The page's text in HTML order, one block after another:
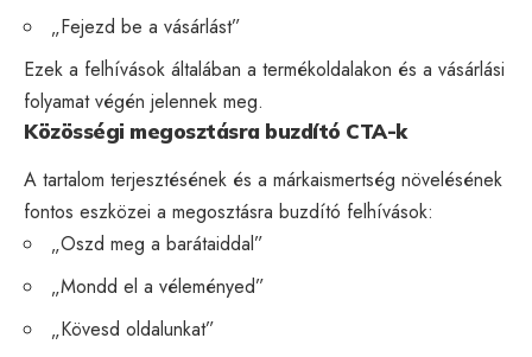
„Fejezd be a vásárlást”
Ezek a felhívások általában a termékoldalakon és a vásárlási
folyamat végén jelennek meg.
Közösségi megosztásra buzdító CTA-k
A tartalom terjesztésének és a márkaismertség növelésének
fontos eszközei a megosztásra buzdító felhívások:
„Oszd meg a barátaiddal”
„Mondd el a véleményed”
„Kövesd oldalunkat”